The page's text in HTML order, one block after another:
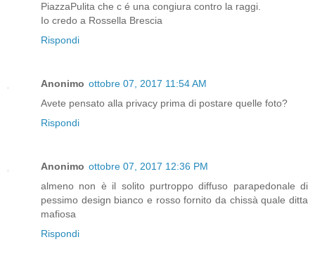
PiazzaPulita che c é una congiura contro la raggi.
Io credo a Rossella Brescia
Rispondi
Anonimo ottobre 07, 2017 11:54 AM
Avete pensato alla privacy prima di postare quelle foto?
Rispondi
Anonimo ottobre 07, 2017 12:36 PM
almeno non è il solito purtroppo diffuso parapedonale di
pessimo design bianco e rosso fornito da chissà quale ditta
mafiosa
Rispondi